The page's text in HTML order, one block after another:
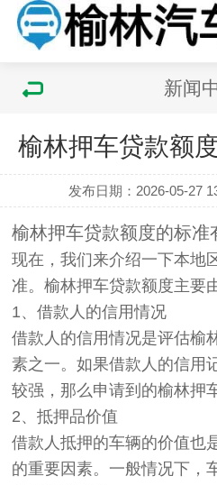
新闻
榆林押车贷款额
发布日期：2026-05-27
榆林押车贷款额度的标准
现在，我们来介绍一下本地
准。榆林押车贷款额度主要
1、借款人的信用情况
借款人的信用情况是评估榆
素之一。如果借款人的信用
较强，那么申请到的榆林押
2、抵押品价值
借款人抵押的车辆的价值也
的重要因素。一般情况下，